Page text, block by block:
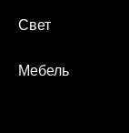
Свет
Мебель